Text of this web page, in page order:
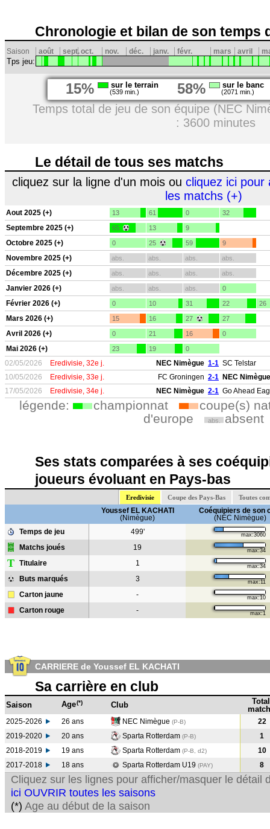
Chronologie et bilan de son temps
Saison août sept.oct. nov. déc. janv. févr. mars avril
Tps jeu:
15% sur le terrain
(539 min.) 58% sur le banc
(2071 min.)
Temps total de jeu de son équipe (NEC
: 3600 minutes
Le détail de tous ses matchs
cliquez sur la ligne d'un mois ou cliquez ici pour
les matchs (+)
Aout 2025 (+) 13 61 0 32
Septembre 2025 (+) 65 13 9
Octobre 2025 (+) 0 25 59 9
Novembre 2025 (+) abs. abs. abs. abs.
Décembre 2025 (+) abs. abs. abs. abs.
Janvier 2026 (+) abs. abs. abs. 0
Février 2026 (+) 0 10 31 22 26
Mars 2026 (+) 15 16 27 27
Avril 2026 (+) 0 21 16 0
Mai 2026 (+) 23 19 0
02/05/2026 Eredivisie, 32e j. NEC Nimègue 1-1 SC Telstar
10/05/2026
Eredivisie, 33e j. FC Groningen 2-1 NEC Nimègue
17/05/2026
Eredivisie, 34e j. NEC Nimègue 2-1 Go Ahead
légende: championnat
coupe(s)
d'europe
abs. absent
Ses stats comparées à ses
joueurs évoluant en Pays-bas
Eredivisie Coupe des Pays-Bas Toutes
Youssef EL KACHATI
(Nimègue)
Coéquipiers de son
(NEC Nimègue)
Temps de jeu
499' max:3060
Matchs joués 19 max:34
T Titulaire 1 max:34
Buts marqués 3 max:11
Carton jaune - max:10
Carton rouge - max:1
CARRIERE de Youssef EL KACHATI
Sa carrière en club
Saison Age(*) Club
Total
2025-2026 26 ans NEC Nimègue (P-B)
22
2019-2020
20 ans Sparta Rotterdam (P-B)
1
2018-2019
19 ans Sparta Rotterdam (P-B, d2)
10
2017-2018
18 ans Sparta Rotterdam U19 (PAY) 8
Cliquez sur les lignes pour afficher/masquer le détail
ici OUVRIR toutes les saisons
(*) Age au début de la saison